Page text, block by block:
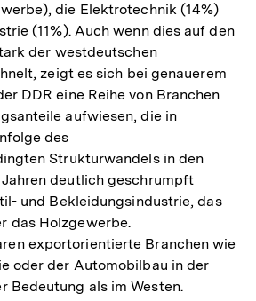
die Elektrotechnik (14%)
(11%). Auch wenn dies auf den
der westdeutschen
zeigt es sich bei genauerem
DDR eine Reihe von Branchen
aufwiesen, die in
des
Strukturwandels in den
Jahren deutlich geschrumpft
und Bekleidungsindustrie, das
das Holzgewerbe.
exportorientierte Branchen wie
oder der Automobilbau in der
Bedeutung als im Westen.